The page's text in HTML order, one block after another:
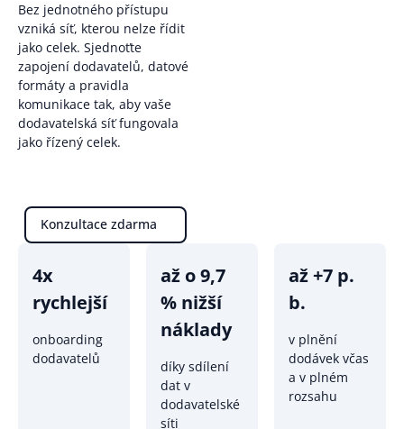
Bez jednotného přístupu
vzniká síť, kterou nelze řídit
jako celek. Sjednoťte
zapojení dodavatelů, datové
formáty a pravidla
komunikace tak, aby vaše
dodavatelská síť fungovala
jako řízený celek.
Konzultace zdarma
4x
rychlejší
onboarding
dodavatelů
až o 9,7
% nižší
náklady
díky sdílení
dat v
dodavatelské
síti
až +7 p.
b.
v plnění
dodávek včas
a v plném
rozsahu